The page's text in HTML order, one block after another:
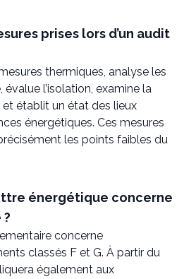
prises lors d’un audit
thermiques, analyse les
l’isolation, examine la
établit un état des lieux
énergétiques. Ces mesures
les points faibles du
énergétique concerne
concerne
classés F et G. À partir du
également aux